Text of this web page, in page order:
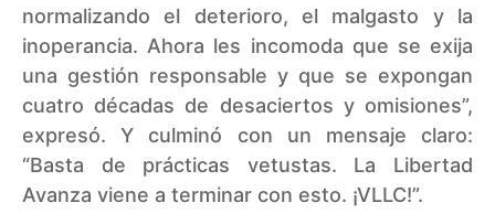
normalizando el deterioro, el malgasto y la
inoperancia. Ahora les incomoda que se exija
una gestión responsable y que se expongan
cuatro décadas de desaciertos y omisiones”,
expresó. Y culminó con un mensaje claro:
“Basta de prácticas vetustas. La Libertad
Avanza viene a terminar con esto. ¡VLLC!”.